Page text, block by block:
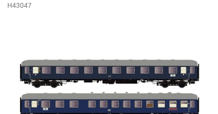
H43047